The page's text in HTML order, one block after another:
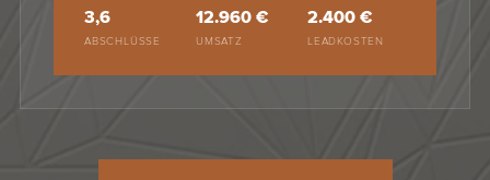
3,6
ABSCHLÜSSE
12.960 €
UMSATZ
2.400 €
LEADKOSTEN